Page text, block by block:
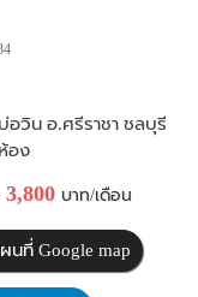
อวิน อ.ศรีราชา ชลบุรี
อง
3,800 บาท/เดือน
นที่ Google map